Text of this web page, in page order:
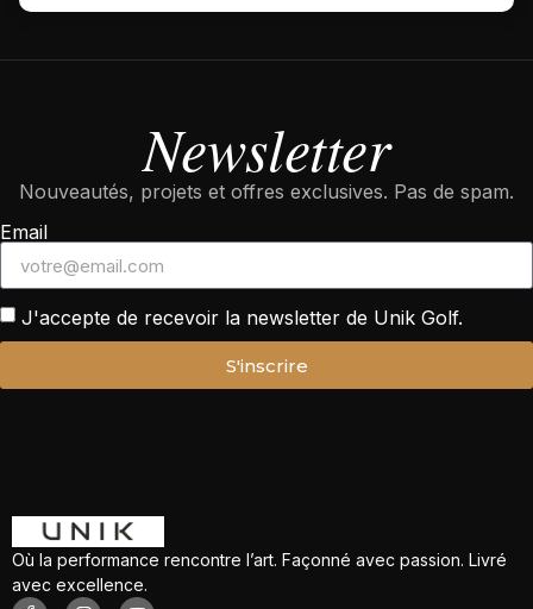
Newsletter
Nouveautés, projets et offres exclusives. Pas de spam.
Email
J'accepte de recevoir la newsletter de Unik Golf.
S'inscrire
Où la performance rencontre l’art. Façonné avec passion. Livré
avec excellence.